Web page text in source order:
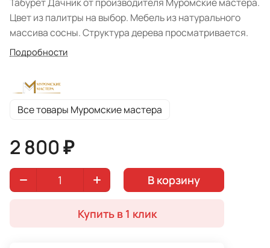
Табурет Дачник от производителя Муромские мастера.
Цвет из палитры на выбор. Мебель из натурального
массива сосны. Структура дерева просматривается.
Подробности
Все товары Муромские мастера
2 800 ₽
В корзину
Купить в 1 клик